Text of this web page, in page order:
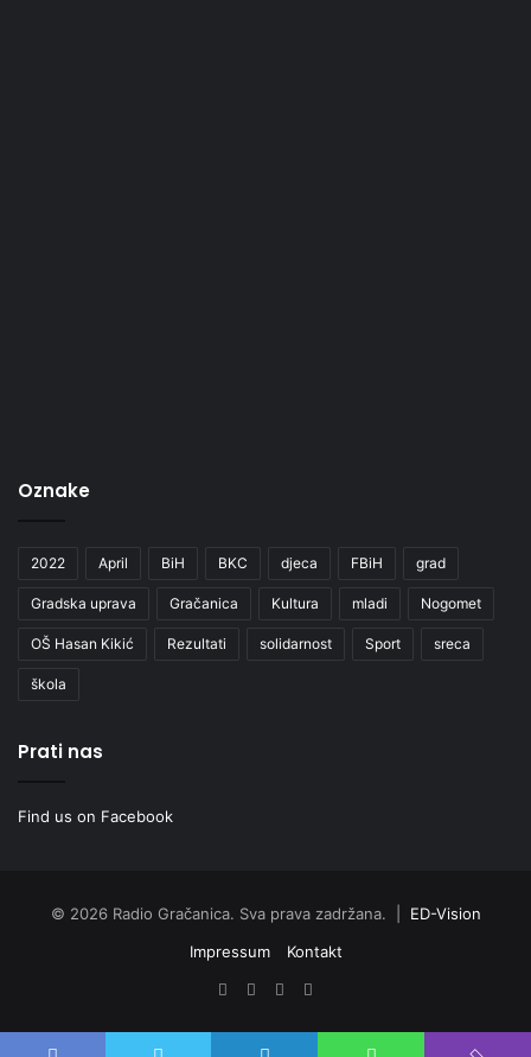
Oznake
2022 April BiH BKC djeca FBiH grad
Gradska uprava Gračanica Kultura mladi Nogomet
OŠ Hasan Kikić Rezultati solidarnost Sport sreca
škola
Prati nas
Find us on Facebook
© 2026 Radio Gračanica. Sva prava zadržana. | ED-Vision
Impressum
Kontakt